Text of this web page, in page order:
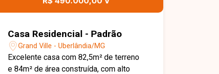
Casa Residencial - Padrão
Grand Ville - Uberlândia/MG
Excelente casa com 82,5m² de terreno
e 84m² de área construída, com alto